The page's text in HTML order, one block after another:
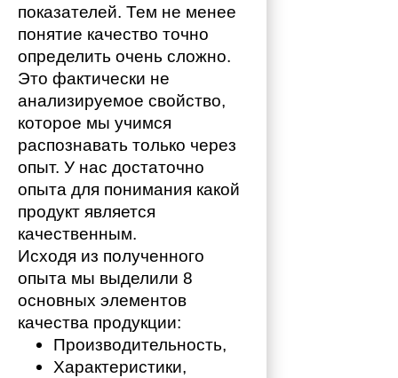
показателей. Тем не менее
понятие качество точно
определить очень сложно.
Это фактически не
анализируемое свойство,
которое мы учимся
распознавать только через
опыт. У нас достаточно
опыта для понимания какой
продукт является
качественным.
Исходя из полученного
опыта мы выделили 8
основных элементов
качества продукции:
Производительность,
Характеристики,